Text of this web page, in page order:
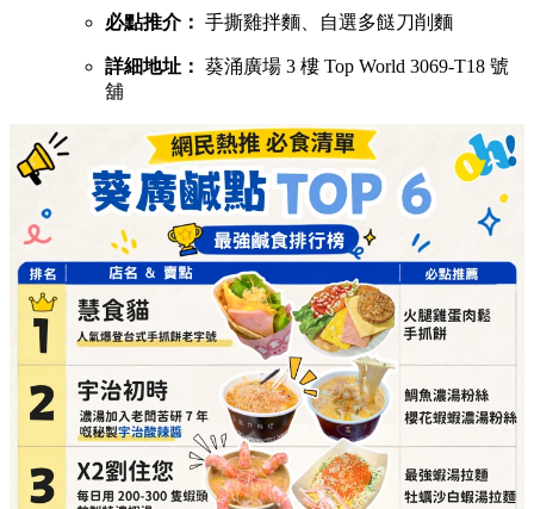
必點推介： 手撕雞拌麵、自選多餸刀削麵
詳細地址： 葵涌廣場 3 樓 Top World 3069-T18 號
舖